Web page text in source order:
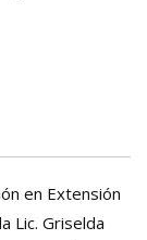
en Extensión
Lic. Griselda